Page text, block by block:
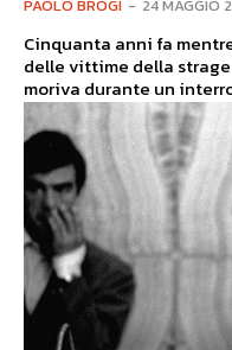
PAOLO BROGI - 24 MAGGIO
Cinquanta anni fa
delle vittime della
moriva durante un